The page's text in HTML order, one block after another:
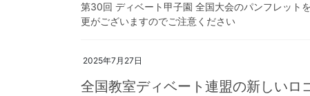
第30回 ディベート甲子園 全国大会のパンフレット
更がございますのでご注意ください
2025年7月27日
全国教室ディベート連盟の新しいロ